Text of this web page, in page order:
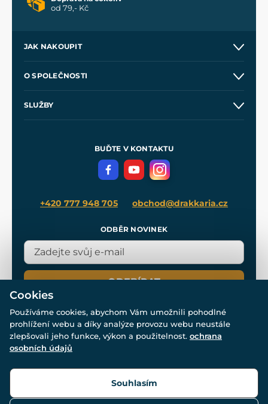
od 79,- Kč
JAK NAKOUPIT
Velkoobchod
O SPOLEČNOSTI
SLUŽBY
Meče pro Kingdom Come
BUĎTE V KONTAKTU
+420 777 948 705 obchod@drakkaria.cz
ODBĚR NOVINEK
ODEBÍRAT
© Všechna práva vyhrazena. www.drakkaria.cz 2007-2026.
Cookies
Používáme cookies, abychom Vám umožnili pohodlné
prohlížení webu a díky analýze provozu webu neustále
zlepšovali jeho funkce, výkon a použitelnost. ochrana
osobních údajů
Souhlasím